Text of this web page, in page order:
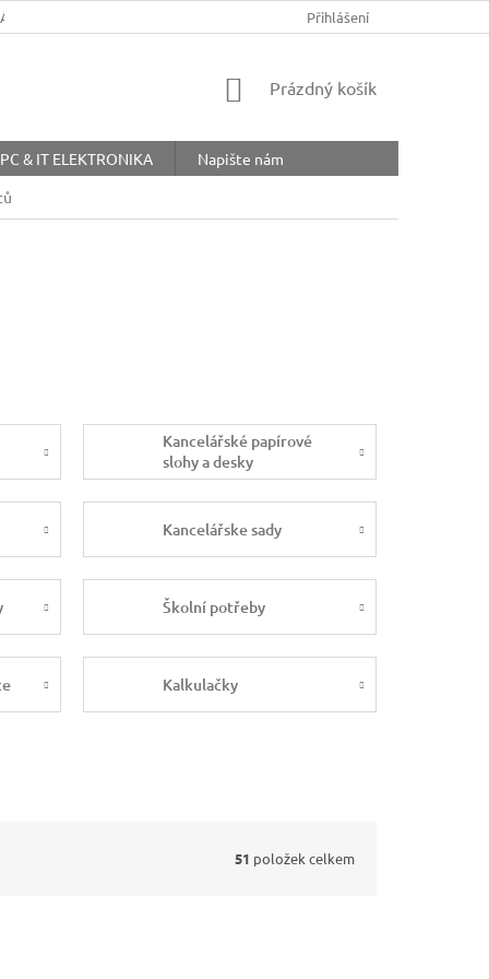
COOKIES OCHRANA
Přihlášení
NÁKUPNÍ
Prázdný košík
PC & IT ELEKTRONIKA
Napište nám
Kancelářské papírové
slohy a desky
Kancelářske sady
Školní potřeby
Kalkulačky
51 položek celkem